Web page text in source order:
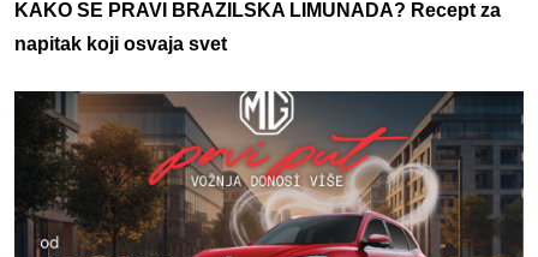
KAKO SE PRAVI BRAZILSKA LIMUNADA? Recept za
napitak koji osvaja svet